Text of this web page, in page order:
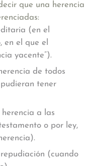
que una herencia
(en el
en el que el
yacente”).
de todos
tener
a las
o por ley,
(cuando